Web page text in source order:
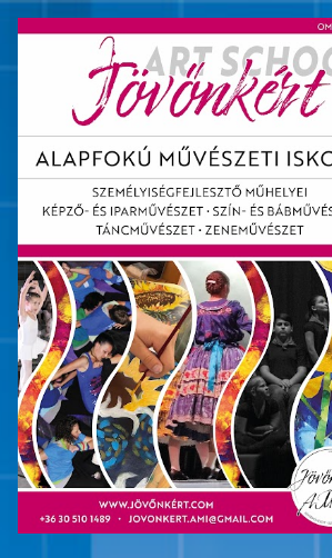
Ugrás a fő tartalomra